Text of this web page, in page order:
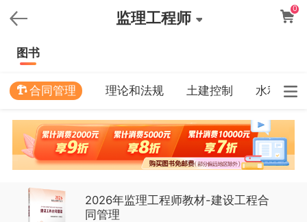
监理工程师
0
图书
合同管理 理论和法规 土建控制 水利控制
2026年监理工程师教材-建设工程合
同管理